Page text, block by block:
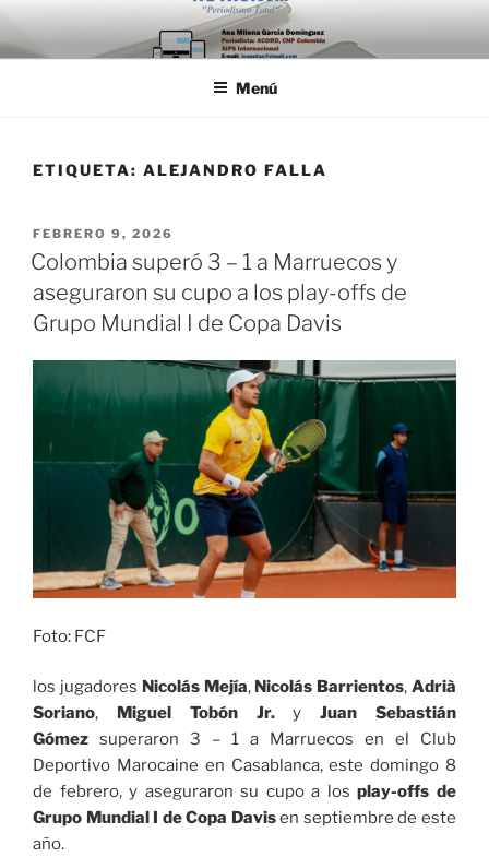
Saltar
al
contenido
Menú
ETIQUETA: ALEJANDRO FALLA
PUBLICADO
EL
FEBRERO 9, 2026
Colombia superó 3 – 1 a Marruecos y
aseguraron su cupo a los play-offs de
Grupo Mundial I de Copa Davis
Foto: FCF
los jugadores Nicolás Mejía, Nicolás Barrientos,Adrià
Soriano, Miguel Tobón Jr.yJuan Sebastián
Gómez superaron 3 – 1 a Marruecos en el Club
Deportivo Marocaine en Casablanca, este domingo 8
de febrero, y aseguraron su cupo a losplay-offs de
Grupo Mundial I de Copa Davisen septiembre de este
año.